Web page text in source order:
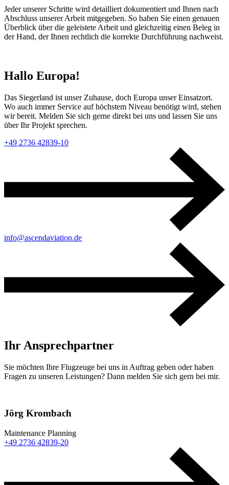
Jeder unserer Schritte wird detailliert dokumentiert und Ihnen nach
Abschluss unserer Arbeit mitgegeben. So haben Sie einen genauen
Überblick über die geleistete Arbeit und gleichzeitig einen Beleg in
der Hand, der Ihnen rechtlich die korrekte Durchführung nachweist.
Hallo Europa!
Das Siegerland ist unser Zuhause, doch Europa unser Einsatzort.
Wo auch immer Service auf höchstem Niveau benötigt wird, stehen
wir bereit. Melden Sie sich gerne direkt bei uns und lassen Sie uns
über Ihr Projekt sprechen.
+49 2736 42839-10
info@ascendaviation.de
Ihr Ansprechpartner
Sie möchten Ihre Flugzeuge bei uns in Auftrag geben oder haben
Fragen zu unseren Leistungen? Dann melden Sie sich gern bei mir.
Jörg Krombach
Maintenance Planning
+49 2736 42839-20